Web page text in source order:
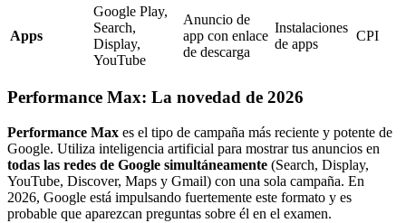
Apps
Google Play,
Search,
Display,
YouTube
Anuncio de
app con enlace
de descarga
Instalaciones
de apps
CPI
Performance Max: La novedad de 2026
Performance Max es el tipo de campaña más reciente y potente de
Google. Utiliza inteligencia artificial para mostrar tus anuncios en
todas las redes de Google simultáneamente (Search, Display,
YouTube, Discover, Maps y Gmail) con una sola campaña. En
2026, Google está impulsando fuertemente este formato y es
probable que aparezcan preguntas sobre él en el examen.